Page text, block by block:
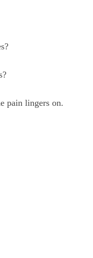
pain lingers on.